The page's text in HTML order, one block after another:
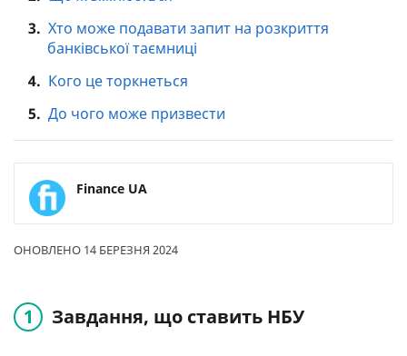
3. Хто може подавати запит на розкриття
банківської таємниці
4. Кого це торкнеться
5. До чого може призвести
Finance UA
ОНОВЛЕНО 14 БЕРЕЗНЯ 2024
Завдання, що ставить НБУ